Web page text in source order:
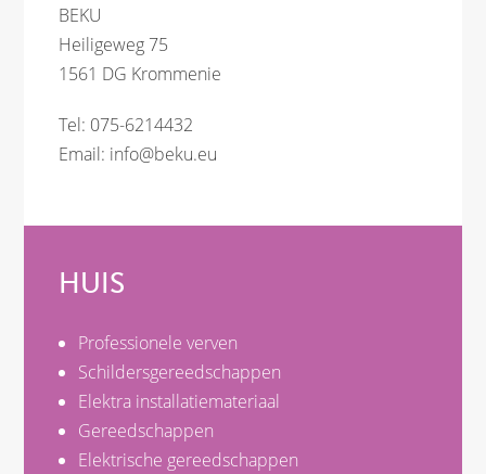
BEKU
Heiligeweg 75
1561 DG Krommenie
Tel: 075-6214432
Email: info@beku.eu
HUIS
Professionele verven
Schildersgereedschappen
Elektra installatiemateriaal
Gereedschappen
Elektrische gereedschappen